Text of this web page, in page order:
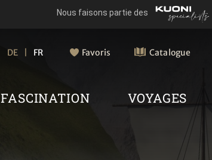
DE FR Favoris Catalogue
FASCINATION VOYAGES